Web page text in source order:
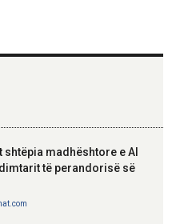
shtëpia madhështore e Al
të perandorisë së